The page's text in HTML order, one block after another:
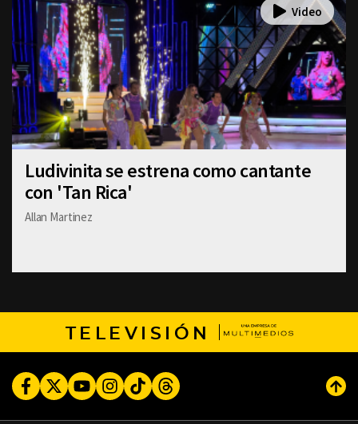
Ludivinita se estrena como cantante
con 'Tan Rica'
Allan Martinez
TELEVISIÓN
FacebookTwitterYoutubeInstagram
TikTokThreads